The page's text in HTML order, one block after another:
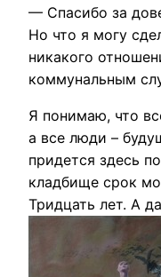
— Спасибо за
Но что я могу
никакого
коммунальным
Я понимаю, что
а все люди –
придется здесь
кладбище срок
Тридцать лет. А